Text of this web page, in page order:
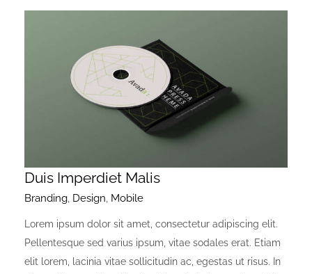
Duis Imperdiet Malis
Branding, Design, Mobile
Lorem ipsum dolor sit amet, consectetur adipiscing elit.
Pellentesque sed varius ipsum, vitae sodales erat. Etiam
elit lorem, lacinia vitae sollicitudin ac, egestas ut risus. In